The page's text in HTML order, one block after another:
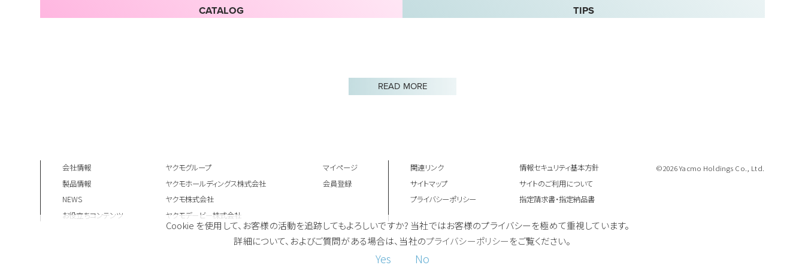
CATALOG TIPS
READ MORE
会社情報
製品情報
NEWS
お役立ちコンテンツ
ヤクモグループ
ヤクモホールディングス株式会社
ヤクモ株式会社
ヤクモデービー株式会社
マイページ
会員登録
関連リンク
サイトマップ
プライバシーポリシー
情報セキュリティ基本方針
サイトのご利用について
指定請求書・指定納品書
©2026 Yacmo Holdings Co., Ltd.
Cookie を使用して、お客様の活動を追跡してもよろしいですか? 当社ではお客様のプライバシーを極めて重視しています。
詳細について、およびご質問がある場合は、当社のプライバシーポリシーをご覧ください。
Yes No